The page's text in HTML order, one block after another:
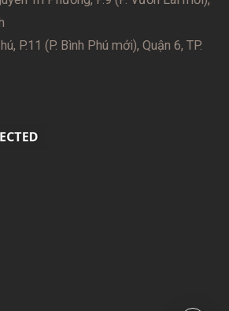
P.11 (P. Bình Phú mới), Quận 6, TP.